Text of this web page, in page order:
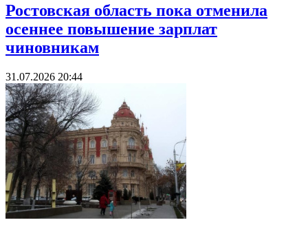
Ростовская область пока отменила
осеннее повышение зарплат
чиновникам
31.07.2026 20:44